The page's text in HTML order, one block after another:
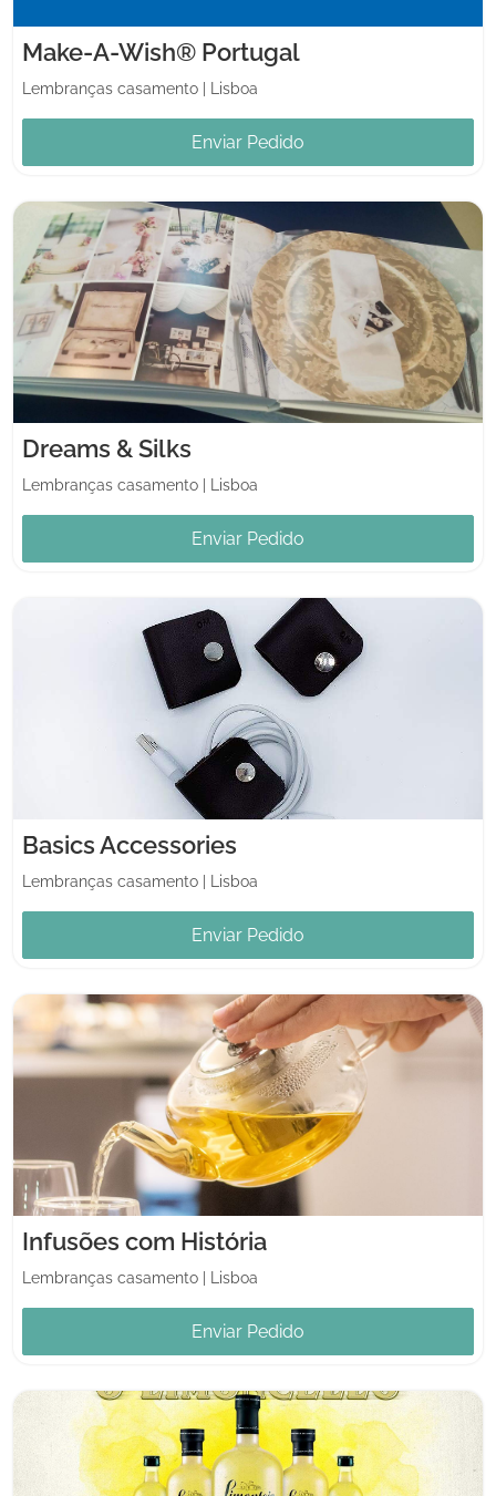
Make-A-Wish® Portugal
Lembranças casamento Lisboa
Enviar Pedido
Dreams & Silks
Lembranças casamento Lisboa
Enviar Pedido
Basics Accessories
Lembranças casamento Lisboa
Enviar Pedido
Infusões com História
Lembranças casamento Lisboa
Enviar Pedido